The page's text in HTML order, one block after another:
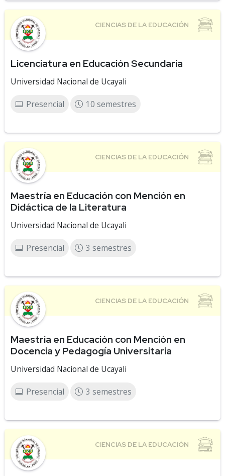
Licenciatura en Educación Secundaria
Universidad Nacional de Ucayali
Presencial 10 semestres
Maestría en Educación con Mención en
Didáctica de la Literatura
Universidad Nacional de Ucayali
Presencial 3 semestres
Maestría en Educación con Mención en
Docencia y Pedagogía Universitaria
Universidad Nacional de Ucayali
Presencial 3 semestres